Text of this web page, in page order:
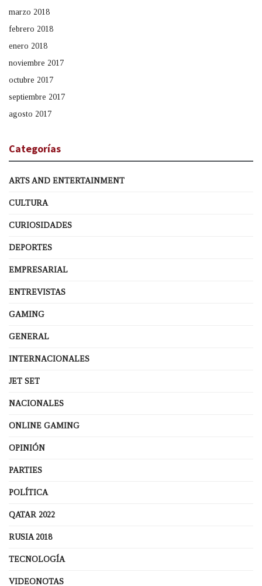
marzo 2018
febrero 2018
enero 2018
noviembre 2017
octubre 2017
septiembre 2017
agosto 2017
Categorías
ARTS AND ENTERTAINMENT
CULTURA
CURIOSIDADES
DEPORTES
EMPRESARIAL
ENTREVISTAS
GAMING
GENERAL
INTERNACIONALES
JET SET
NACIONALES
ONLINE GAMING
OPINIÓN
PARTIES
POLÍTICA
QATAR 2022
RUSIA 2018
TECNOLOGÍA
VIDEONOTAS